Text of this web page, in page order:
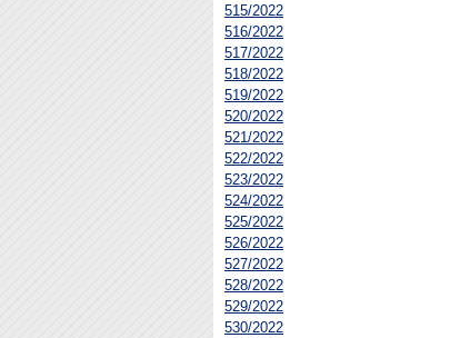
515/2022
516/2022
517/2022
518/2022
519/2022
520/2022
521/2022
522/2022
523/2022
524/2022
525/2022
526/2022
527/2022
528/2022
529/2022
530/2022